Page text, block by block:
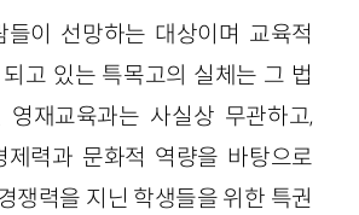
이 선망하는 대상이며 교육적
고 있는 특목고의 실체는 그 법
영재교육과는 사실상 무관하고,
제력과 문화적 역량을 바탕으로
쟁력을 지닌 학생들을 위한 특권